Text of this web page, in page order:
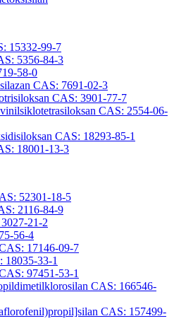
15332-99-7
5356-84-3
58-0
CAS: 7691-02-3
CAS: 3901-77-7
CAS: 2554-06-
CAS: 18293-85-1
18001-13-3
52301-18-5
2116-84-9
21-2
56-4
17146-09-7
18035-33-1
97451-53-1
CAS: 166546-
CAS: 157499-